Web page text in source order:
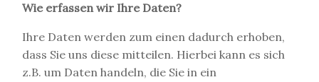
Wie erfassen wir Ihre Daten?
Ihre Daten werden zum einen dadurch erhoben,
dass Sie uns diese mitteilen. Hierbei kann es sich
z.B. um Daten handeln, die Sie in ein